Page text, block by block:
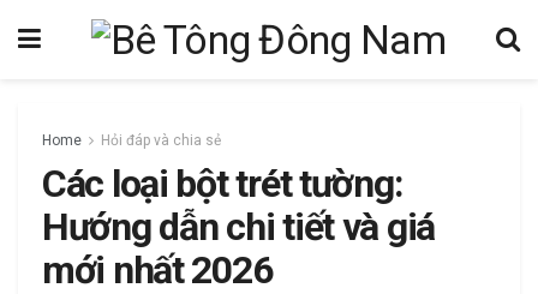
Home Hỏi đáp và chia sẻ
Các loại bột trét tường:
Hướng dẫn chi tiết và giá
mới nhất 2026